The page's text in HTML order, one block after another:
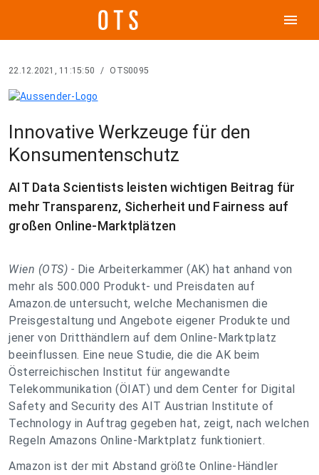
menu
22.12.2021, 11:15:50 / OTS0095
Innovative Werkzeuge für den
Konsumentenschutz
AIT Data Scientists leisten wichtigen Beitrag für
mehr Transparenz, Sicherheit und Fairness auf
großen Online-Marktplätzen
Wien (OTS) - Die Arbeiterkammer (AK) hat anhand von
mehr als 500.000 Produkt- und Preisdaten auf
Amazon.de untersucht, welche Mechanismen die
Preisgestaltung und Angebote eigener Produkte und
jener von Dritthändlern auf dem Online-Marktplatz
beeinflussen. Eine neue Studie, die die AK beim
Österreichischen Institut für angewandte
Telekommunikation (ÖIAT) und dem Center for Digital
Safety and Security des AIT Austrian Institute of
Technology in Auftrag gegeben hat, zeigt, nach welchen
Regeln Amazons Online-Marktplatz funktioniert.
Amazon ist der mit Abstand größte Online-Händler